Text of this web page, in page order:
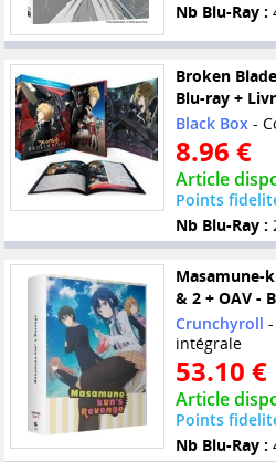
Nb Blu-Ray :
Broken
Blu-ray +
Black Box-
8.96 €
Article
Points
Nb Blu-Ray :
Masamune-
& 2 + OAV -
Crunchyroll
intégrale
53.10 €
Article
Points
Nb Blu-Ray :